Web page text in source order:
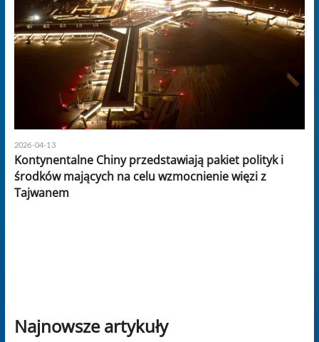
2026-04-13
Kontynentalne Chiny przedstawiają pakiet polityk i
środków mających na celu wzmocnienie więzi z
Tajwanem
Najnowsze artykuły